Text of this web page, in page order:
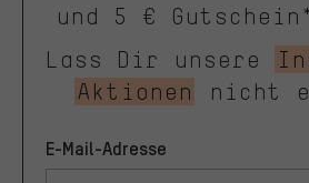
und 5 €
Lass Dir unsere
Aktionen
nicht
E-Mail-Adresse